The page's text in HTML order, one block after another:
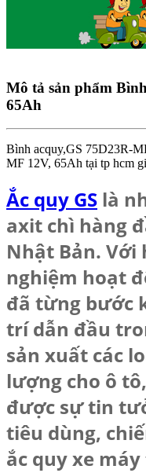
Mô tả sản phẩm
65Ah
Bình acquy,GS 75D23R-
MF 12V, 65Ah tại tp hcm
Ắc quy GS là
axit chì hàng
Nhật Bản. Với
nghiệm hoạt
đã từng bước
trí dẫn đầu
sản xuất các
lượng cho ô
được sự tin
tiêu dùng,
ắc quy xe